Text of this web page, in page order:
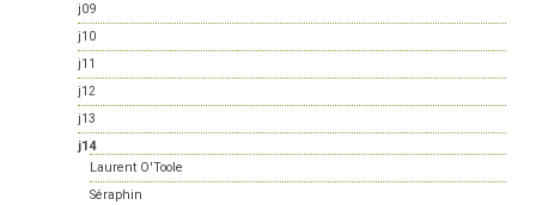
j09
j10
j11
j12
j13
j14
Laurent O'Toole
Séraphin